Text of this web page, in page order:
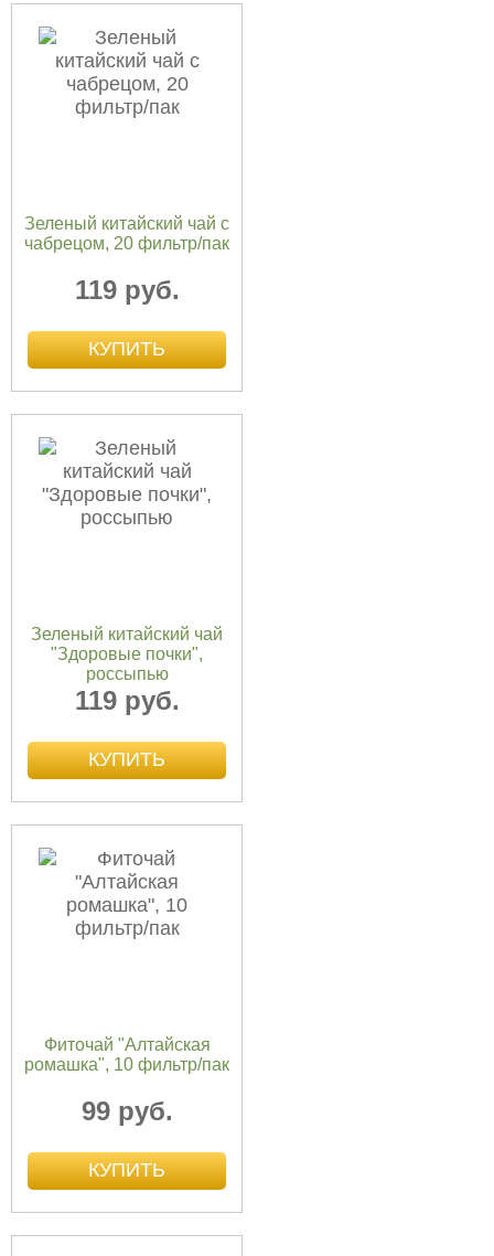
Зеленый китайский чай с
чабрецом, 20 фильтр/пак
119 руб.
Зеленый китайский чай
"Здоровые почки",
россыпью
119 руб.
Фиточай "Алтайская
ромашка", 10 фильтр/пак
99 руб.